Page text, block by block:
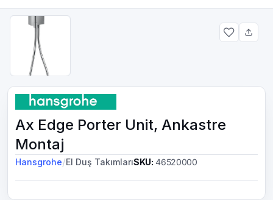
Ax Edge Porter Unit, Ankastre
Montaj
Hansgrohe/El Duş TakımlarıSKU: 46520000